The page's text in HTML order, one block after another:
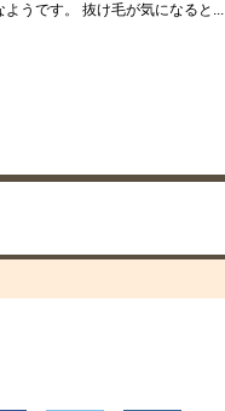
ようです。 抜け毛が気になると...